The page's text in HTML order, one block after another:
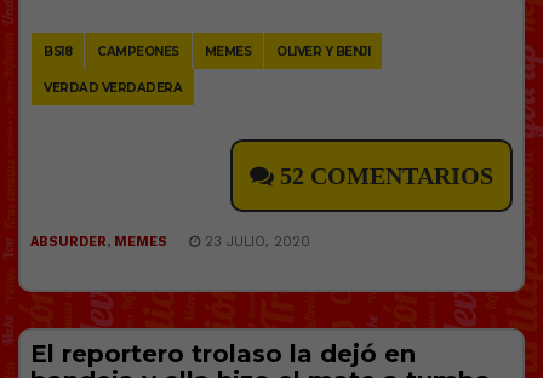
BS18 CAMPEONES MEMES OLIVER Y BENJI
VERDAD VERDADERA
52 COMENTARIOS
ABSURDER, MEMES 23 JULIO, 2020
El reportero trolaso la dejó en